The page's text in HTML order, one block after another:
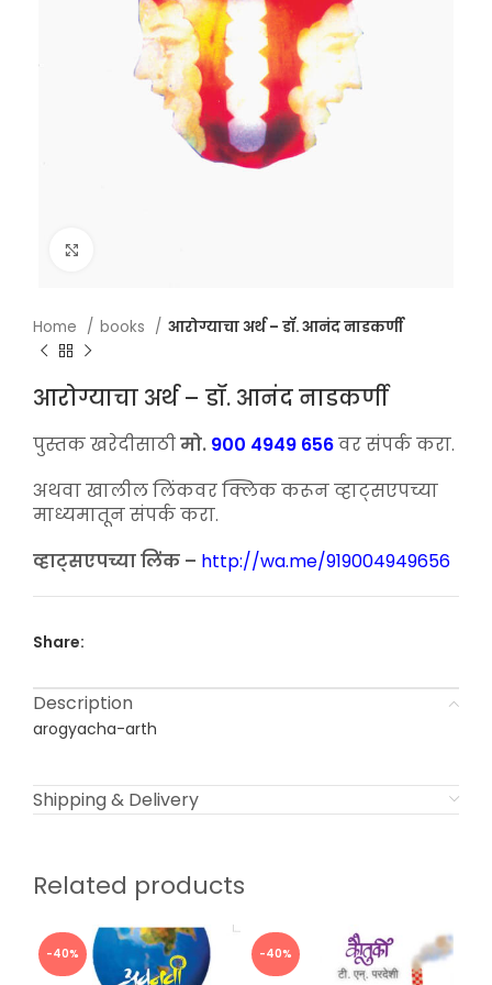
Home books आरोग्याचा अर्थ – डॉ. आनंद नाडकर्णी
आरोग्याचा अर्थ – डॉ. आनंद नाडकर्णी
पुस्तक खरेदीसाठीमो. 900 4949 656वर संपर्क करा.
अथवा खालील लिंकवर क्लिक करून व्हाट्सएपच्या
माध्यमातून संपर्क करा.
व्हाट्सएपच्या लिंक – http://wa.me/919004949656
Share:
Description
arogyacha-arth
Shipping & Delivery
Related products
-40% -40%